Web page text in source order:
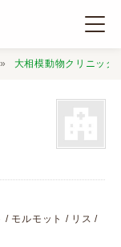
大相模動物クリニック
/ モルモット / リス /